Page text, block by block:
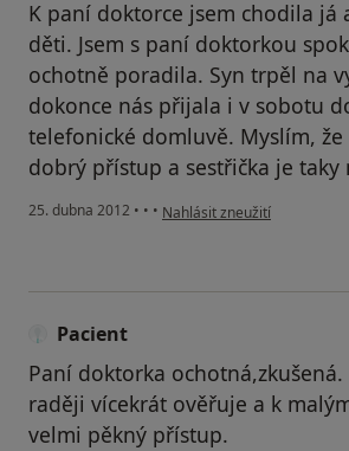
K paní doktorce jsem chodila já
děti. Jsem s paní doktorkou
ochotně poradila. Syn trpěl na
dokonce nás přijala i v sobotu
telefonické domluvě. Myslím,
dobrý přístup a sestřička je taky
25. dubna 2012 • • • podle názoru uživatele Váš
Nahlásit zneužití
Pacient
Paní doktorka
raději vícekrát ověřuje a k
velmi pěkný přístup.